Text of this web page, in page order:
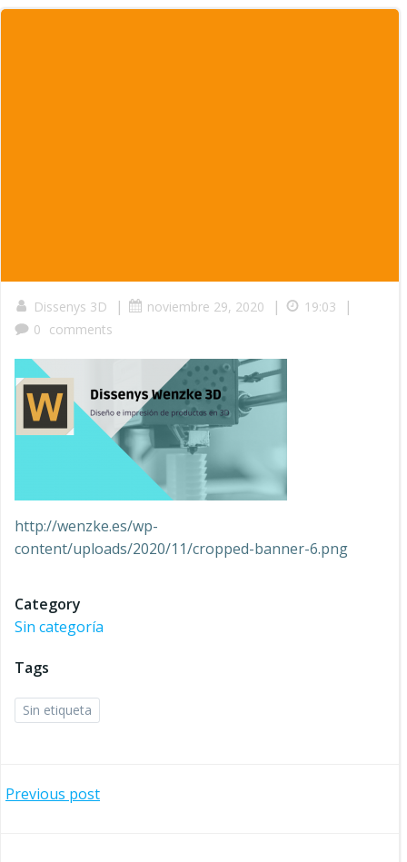
Dissenys 3D | noviembre 29, 2020 | 19:03 |
0 comments
http://wenzke.es/wp-
content/uploads/2020/11/cropped-banner-6.png
Category
Sin categoría
Tags
Sin etiqueta
Navegación
Previous post